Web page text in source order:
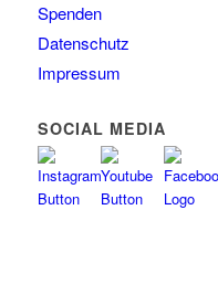
Spenden
Datenschutz
Impressum
SOCIAL MEDIA